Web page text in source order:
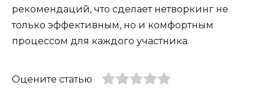
рекомендаций, что сделает нетворкинг не
только эффективным, но и комфортным
процессом для каждого участника.
Оцените статью